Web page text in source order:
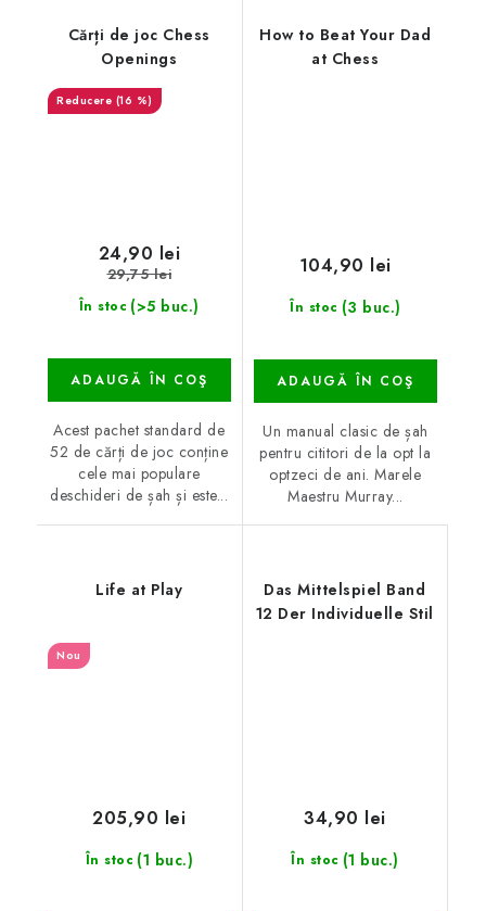
Cărți de joc Chess
Openings
(16 %)
În stoc (>5 buc.)
24,90 lei
29,75 lei
ADAUGĂ ÎN COŞ
Acest pachet standard de
52 de cărți de joc conține
cele mai populare
deschideri de șah și este...
How to Beat Your Dad
at Chess
În stoc (3 buc.)
104,90 lei
ADAUGĂ ÎN COŞ
Un manual clasic de șah
pentru cititori de la opt la
optzeci de ani. Marele
Maestru Murray...
Life at Play
Nou
În stoc (1 buc.)
205,90 lei
Das Mittelspiel Band
12 Der Individuelle Stil
În stoc (1 buc.)
34,90 lei